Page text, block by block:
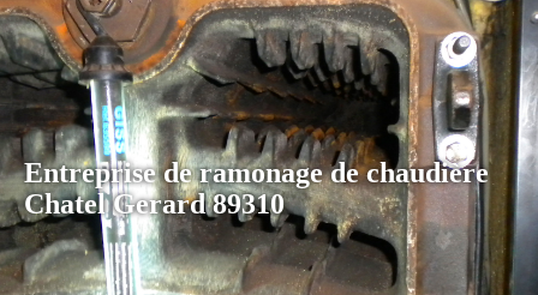
Entreprise de ramonage de chaudière
Chatel Gerard 89310